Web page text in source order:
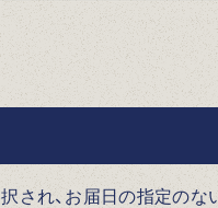
され、お届日の指定のな